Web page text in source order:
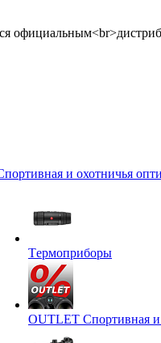
и охотничья
Tермоприборы
OUTLET Спортивная и